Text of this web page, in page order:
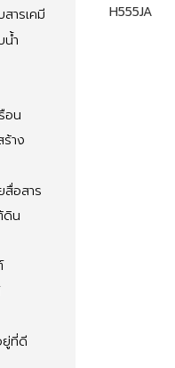
ารเคมี
ำ
อน
ร้าง
สื่อสาร
ดิน
ยู่ที่ดี
H555JA